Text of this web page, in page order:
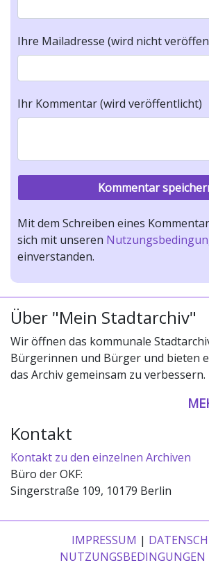
Ihre Mailadresse (wird nicht
Ihr Kommentar (wird veröffentlicht)
Mit dem Schreiben eines
sich mit unseren
einverstanden.
Über "Mein Stadtarchiv"
Wir öffnen das kommunale
Bürgerinnen und Bürger und bieten
das Archiv gemeinsam zu verbessern.
Kontakt
Kontakt zu den einzelnen Archiven
Büro der OKF:
Singerstraße 109, 10179 Berlin
IMPRESSUM |
NUTZUNGSBEDINGUNGEN